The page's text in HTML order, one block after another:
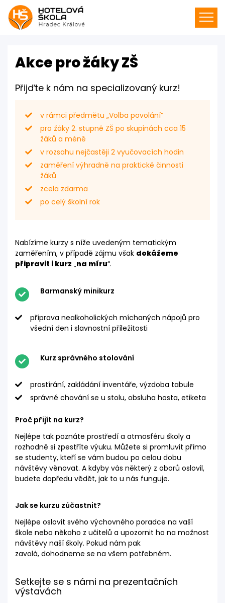
Akce pro žáky ZŠ
Přijďte k nám na specializovaný kurz!
v rámci předmětu „Volba povolání“
pro žáky 2. stupně ZŠ po skupinách cca 15
žáků a méně
v rozsahu nejčastěji 2 vyučovacích hodin
zaměření výhradně na praktické činnosti
žáků
zcela zdarma
po celý školní rok
Nabízíme kurzy s níže uvedeným tematickým
zaměřením, v případě zájmu však dokážeme
připravit i kurz „na míru“.
Barmanský minikurz
příprava nealkoholických míchaných nápojů pro
všední den i slavnostní příležitosti
Kurz správného stolování
prostírání, zakládání inventáře, výzdoba tabule
správné chování se u stolu, obsluha hosta, etiketa
Proč přijít na kurz?
Nejlépe tak poznáte prostředí a atmosféru školy a
rozhodně si zpestříte výuku. Můžete si promluvit přímo
se studenty, kteří se vám budou po celou dobu
návštěvy věnovat. A kdyby vás některý z oborů oslovil,
budete dopředu vědět, jak to u nás funguje.
Jak se kurzu zúčastnit?
Nejlépe oslovit svého výchovného poradce na vaší
škole nebo někoho z učitelů a upozornit ho na možnost
návštěvy naší školy. Pokud nám pak
zavolá, dohodneme se na všem potřebném.
Setkejte se s námi na prezentačních
výstavách